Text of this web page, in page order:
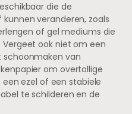
die de
veranderen, zoals
of gel mediums die
ook niet om een
van
om overtollige
ezel of een stabiele
te schilderen en de